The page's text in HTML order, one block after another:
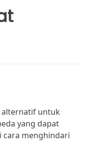
alternatif untuk
yang dapat
cara menghindari